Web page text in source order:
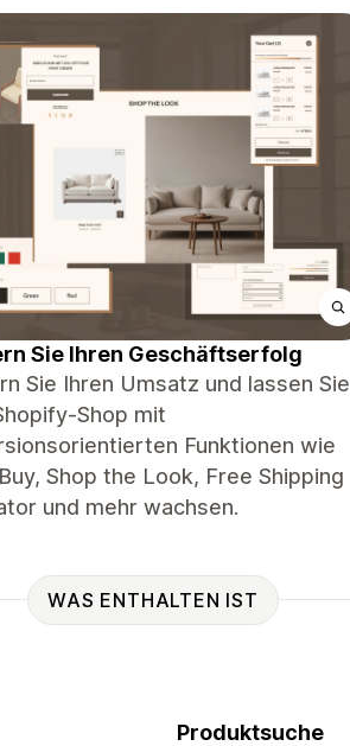
Sie Ihren Geschäftserfolg
Sie Ihren Umsatz und lassen Sie
Shop mit
Funktionen wie
Shop the Look, Free Shipping
und mehr wachsen.
WAS ENTHALTEN IST
Produktsuche